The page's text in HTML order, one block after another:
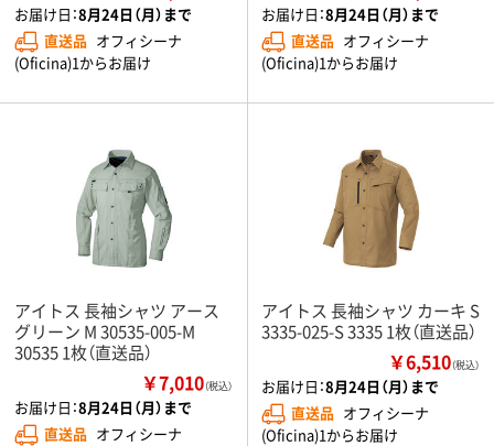
お届け日：8月24日（月）まで
直送品 オフィシーナ
(Oficina)1からお届け
お届け日：8月24日（月）まで
直送品 オフィシーナ
(Oficina)1からお届け
アイトス 長袖シャツ アース
グリーン M 30535-005-M
30535 1枚（直送品）
￥7,010（税込）
お届け日：8月24日（月）まで
直送品 オフィシーナ
アイトス 長袖シャツ カーキ S
3335-025-S 3335 1枚（直送品）
￥6,510（税込）
お届け日：8月24日（月）まで
直送品 オフィシーナ
(Oficina)1からお届け